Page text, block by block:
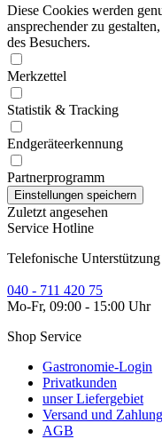
Diese Cookies werden
ansprechender zu
des Besuchers.
Merkzettel
Statistik & Tracking
Endgeräteerkennung
Partnerprogramm
Zuletzt angesehen
Service Hotline
Telefonische
040 - 711 420 75
Mo-Fr, 09:00 - 15:00 Uhr
Shop Service
Gastronomie-Login
Privatkunden
unser Liefergebiet
Versand und
AGB